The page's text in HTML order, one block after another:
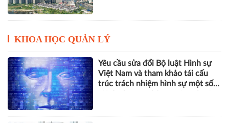
KHOA HỌC QUẢN LÝ
Yêu cầu sửa đổi Bộ luật Hình sự
Việt Nam và tham khảo tái cấu
trúc trách nhiệm hình sự một số